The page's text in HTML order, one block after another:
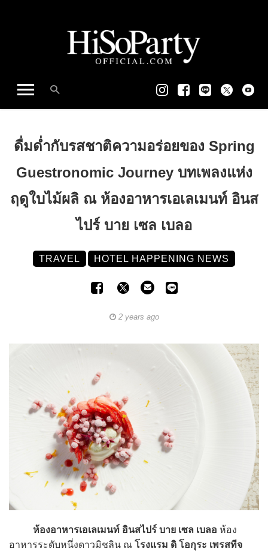
ดื่มด่ำกับรสชาติความอร่อยของ Spring
Guestronomic Journey บทเพลงแห่ง
ฤดูใบไม้ผลิ ณ ห้องอาหารเอเลเมนท์ อินส
ไปร์ บาย เซล เบลอ
TRAVEL HOTEL HAPPENING NEWS
2 years ago
ห้องอาหารเอเลเมนท์ อินสไปร์ บาย เซล เบลอ ห้อง
อาหารระดับหนึ่งดาวมิชลิน ณ โรงแรม ดิ โอกุระ เพรสทีจ